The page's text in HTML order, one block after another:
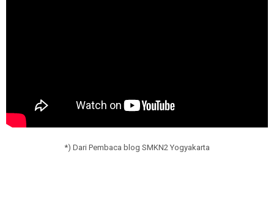
*) Dari Pembaca blog SMKN2 Yogyakarta